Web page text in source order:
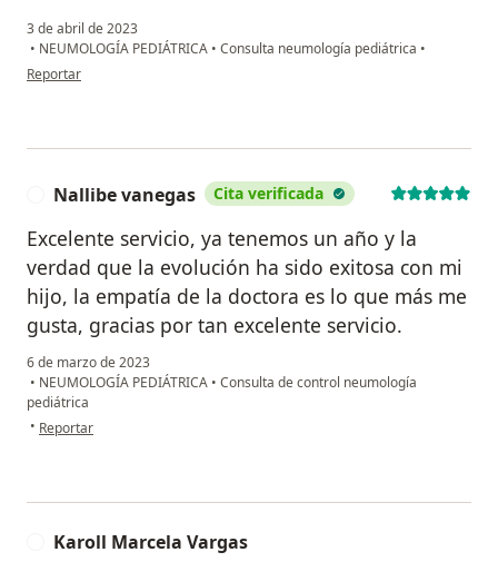
3 de abril de 2023
• NEUMOLOGÍA PEDIÁTRICA • Consulta neumología pediátrica •
en opinión del usuario Maria Paula
Reportar
Nallibe vanegas Cita verificada
Excelente servicio, ya tenemos un año y la
verdad que la evolución ha sido exitosa con mi
hijo, la empatía de la doctora es lo que más me
gusta, gracias por tan excelente servicio.
6 de marzo de 2023
• NEUMOLOGÍA PEDIÁTRICA • Consulta de control neumología
pediátrica
• en opinión del usuario Nallibe vanegas
Reportar
Karoll Marcela Vargas